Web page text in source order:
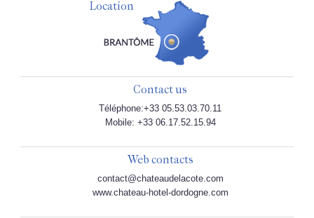
Location
Contact us
Téléphone:+33 05.53.03.70.11
Mobile: +33 06.17.52.15.94
Web contacts
contact@chateaudelacote.com
www.chateau-hotel-dordogne.com